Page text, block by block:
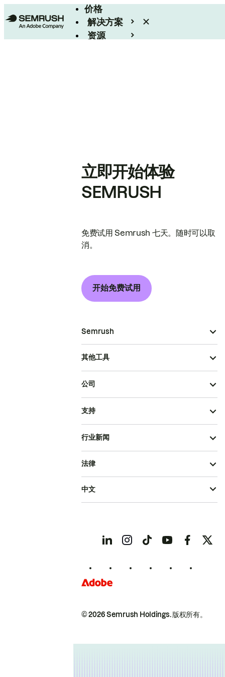
价格
解决方案
资源
立即开始体验
SEMRUSH
免费试用 Semrush 七天。随时可以取
消。
开始免费试用
Semrush
其他工具
公司
支持
行业新闻
© 2026 Semrush Holdings.版权所有。
法律
中文